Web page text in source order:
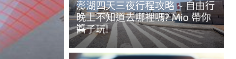
澎湖四天三夜行程攻略 ~ 自由行
晚上不知道去哪裡嗎? Mio 帶你
醬子玩!